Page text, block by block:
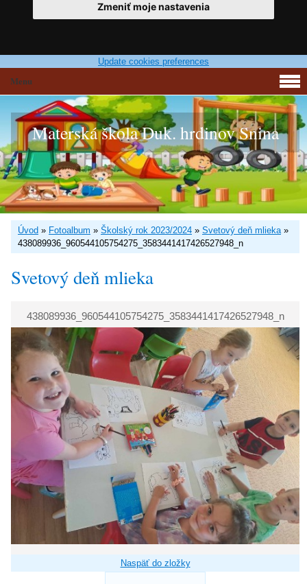
Zmeniť moje nastavenia
Update cookies preferences
Materská škola Duk. hrdinov Snina
Úvod » Fotoalbum » Školský rok 2023/2024 » Svetový deň mlieka»
438089936_960544105754275_3583441417426527948_n
Svetový deň mlieka
438089936_960544105754275_3583441417426527948_n
Naspäť do zložky
Menu